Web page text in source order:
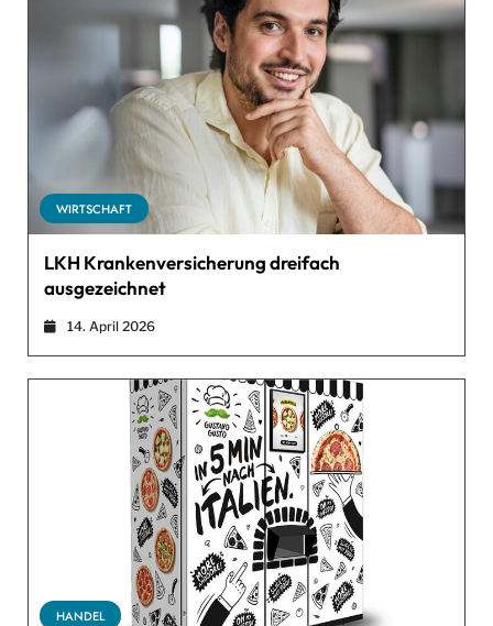
WIRTSCHAFT
LKH Krankenversicherung dreifach
ausgezeichnet
14. April 2026
HANDEL